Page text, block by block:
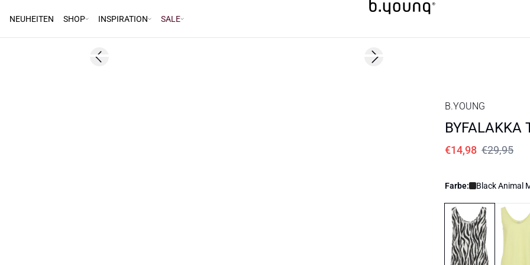
NEUHEITEN SHOP INSPIRATION SALE
50%Previous slide Next slide
B.YOUNG
BYFALAKKA
€14,98 €29,95
Farbe: Black Animal